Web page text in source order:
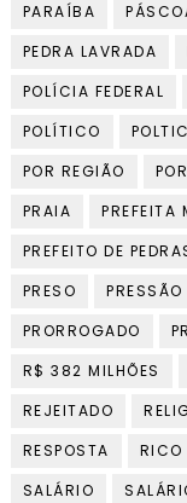
PARAÍBA
PEDRA LAVRADA
POLÍCIA FEDERAL
POLÍTICO
POR REGIÃO
PRAIA
PREFEITA
PREFEITO DE
PRESO
PRESSÃO
PRORROGADO
R$ 382 MILHÕES
REJEITADO
RESPOSTA
RICO
SALÁRIO